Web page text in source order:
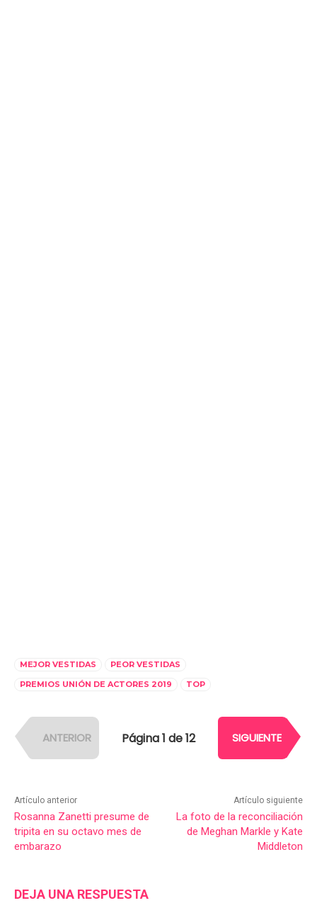
MEJOR VESTIDAS
PEOR VESTIDAS
PREMIOS UNIÓN DE ACTORES 2019
TOP
ANTERIOR Página 1 de 12 SIGUIENTE
Artículo anterior
Rosanna Zanetti presume de
tripita en su octavo mes de
embarazo
Artículo siguiente
La foto de la reconciliación
de Meghan Markle y Kate
Middleton
DEJA UNA RESPUESTA